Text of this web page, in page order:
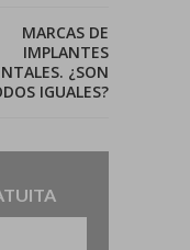
MARCAS DE
IMPLANTES
¿SON
IGUALES?